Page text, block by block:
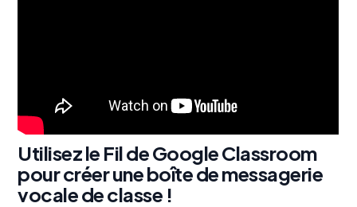
Utilisez le Fil de Google Classroom
pour créer une boîte de messagerie
vocale de classe !